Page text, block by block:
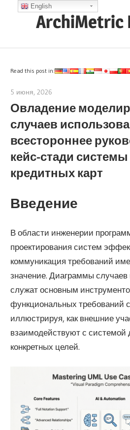
ArchiMetric
Ops,
and
More
Read this post in:
5 июня, 2026
Овладение
случаев
всестороннее
кейс-стади
кредитных карт
Введение
В области инженерии
проектирования систем
коммуникация требований
значение. Диаграммы случаев
служат основным
функциональных требований
иллюстрируя, как внешние
взаимодействуют с системой
конкретных целей.
English